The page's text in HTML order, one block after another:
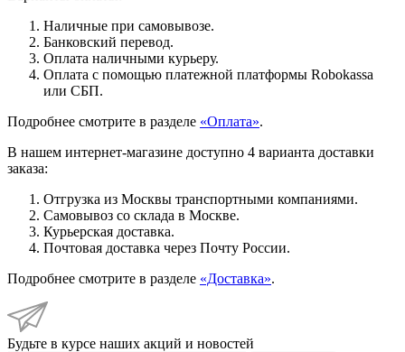
Наличные при самовывозе.
Банковский перевод.
Оплата наличными курьеру.
Оплата с помощью платежной платформы Robokassa
или СБП.
Подробнее смотрите в разделе «Оплата».
В нашем интернет-магазине доступно 4 варианта доставки
заказа:
Отгрузка из Москвы транспортными компаниями.
Самовывоз со склада в Москве.
Курьерская доставка.
Почтовая доставка через Почту России.
Подробнее смотрите в разделе «Доставка».
Будьте в курсе наших акций и новостей